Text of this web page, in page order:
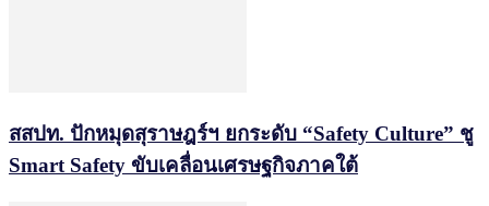
สสปท. ปักหมุดสุราษฎร์ฯ ยกระดับ “Safety Culture” ชู
Smart Safety ขับเคลื่อนเศรษฐกิจภาคใต้